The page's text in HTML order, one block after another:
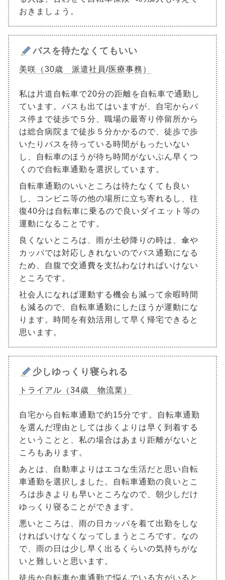
おきましょう。
バスを待たなくてもいい
美咲（30歳 派遣社員/医療事務）
私は片道自転車で20分の距離を自転車で通勤し
ています。バスも出てはいますが、自宅からバ
ス停まで徒歩で５分、職場の最寄り停留所から
は総合病院まで徒歩５分かかるので、徒歩で歩
いたりバスを待っている時間がもったいない
し、自転車のほうが待ち時間がないぶん早くつ
くので自転車通勤を選択しています。
自転車通勤のいいところは待たなくても良い
し、コンビニ等の他の場所に立ち寄れるし、往
復40分は自転車に乗るので良いダイエット等の
運動になることです。
良くないところは、雨が土砂降りの時は、傘や
カッパでは対応しきれないのでバス通勤になる
ため、自腹で交通費を支払わなければいけない
ところです。
社会人になれば運動する機会も減って余暇時間
も減るので、自転車通勤にしたほうが運動にな
ります。時間を有効活用して早く帰宅できると
思います。
少しゆっくり寝られる
トライアル（34歳 物流業）
自宅から自転車通勤で約15分です。自転車通勤
を選んだ理由としては歩くよりは早く到着する
ということと、私の場合はあまり距離がないと
ころもあります。
あとは、自動車よりはエコな生活だと思い自転
車通勤を選択しました。自転車通勤の良いとこ
ろは歩きよりも早いところなので、朝少しだけ
ゆっくり寝ることができます。
悪いところは、雨の日カッパを着て出勤をしな
ければいけなくなってしまうところです。なの
で、雨の日は少し早く出るくらいの気持ちがな
いと難しいと思います。
徒歩か自転車か車通勤で悩んでいる方がいると